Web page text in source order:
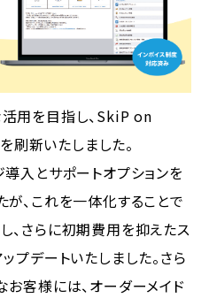
用を目指し、SkiP on
新いたしました。
入とサポートオプションを
、これを一体化することで
、さらに初期費用を抑えたス
プデートいたしました。さら
客様には、オーダーメイド